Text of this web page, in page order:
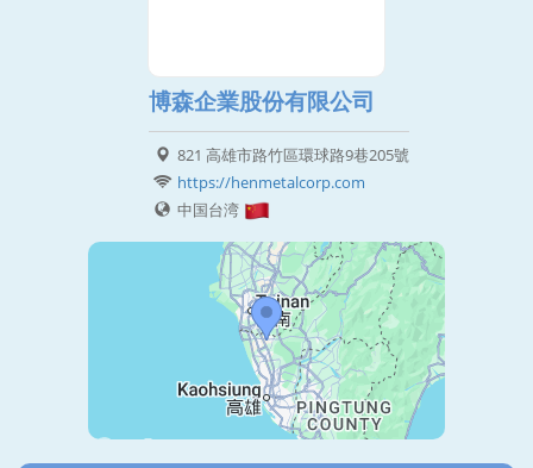
博森企業股份有限公司
821 高雄市路竹區環球路9巷205號
https://henmetalcorp.com
中国台湾